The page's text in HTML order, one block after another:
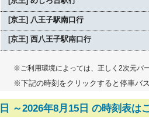
[京王] 八王子駅南口行
[京王] 西八王子駅南口行
※ご利用環境によっては、正しく2次元バ
※下記の時刻をクリックすると停車バ
～2026年8月15日 の時刻表は